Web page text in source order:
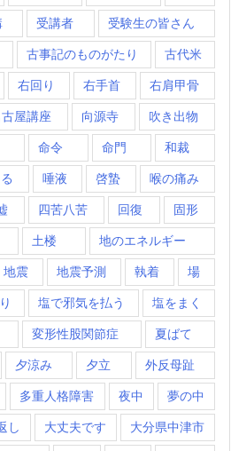
受講者 受験生の皆さん
古事記のものがたり 古代米
右回り 右手首 右肩甲骨
屋講座 向源寺 吹き出物
命令 命門 和裁
唾液 啓蟄 喉の痛み
四苦八苦 回復 固形
土楼 地のエネルギー
地震 地震予測 執着 場
塩で邪気を払う 塩をまく
変形性股関節症 夏ばて
夕涼み 夕立 外反母趾
多重人格障害 夜中 夢の中
し 大丈夫です 大分県中津市